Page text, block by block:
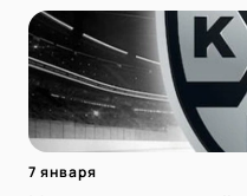
7 января